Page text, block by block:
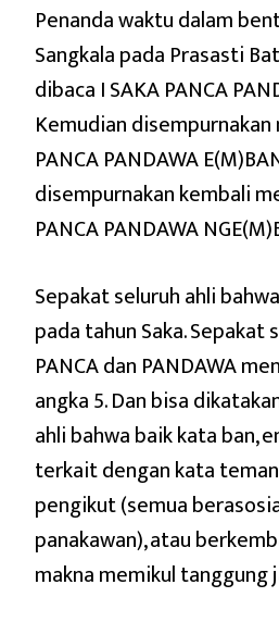
Penanda waktu dalam
Sangkala pada Prasasti
dibaca I SAKA PANCA
Kemudian disempurnakan
PANCA PANDAWA
disempurnakan kembali
PANCA PANDAWA
Sepakat seluruh ahli
pada tahun Saka. Sepakat
PANCA dan PANDAWA
angka 5. Dan bisa
ahli bahwa baik kata ban,
terkait dengan kata
pengikut (semua
panakawan), atau
makna memikul tanggung